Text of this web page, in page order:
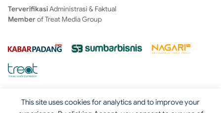
This site uses cookies for analytics and to improve your
TerverifikasiAdministrasi & Faktual
Memberof Treat Media Group